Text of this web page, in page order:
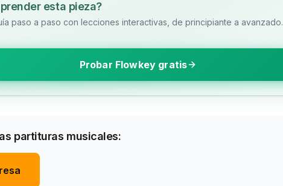
esta pieza?
paso a paso con lecciones interactivas, de principiante a avanzado.
Probar Flowkey gratis
partituras musicales: